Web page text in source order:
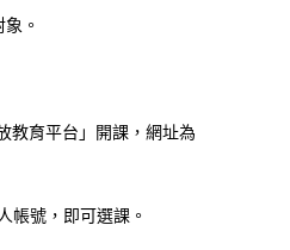
。
教育平台」開課，網址為
帳號，即可選課。